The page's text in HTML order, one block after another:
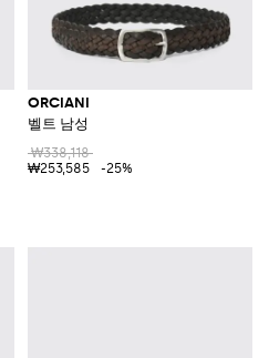
ORCIANI
벨트 남성
₩338,118
₩253,585
-25%